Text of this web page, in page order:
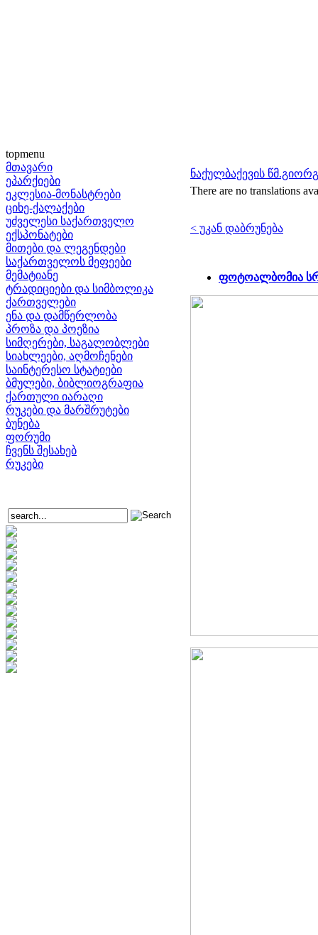
topmenu
მთავარი
ეპარქიები
ეკლესია-მონასტრები
ციხე-ქალაქები
უძველესი საქართველო
ექსპონატები
მითები და ლეგენდები
საქართველოს მეფეები
მემატიანე
ტრადიციები და სიმბოლიკა
ქართველები
ენა და დამწერლობა
პროზა და პოეზია
სიმღერები, საგალობლები
სიახლეები, აღმოჩენები
საინტერესო სტატიები
ბმულები, ბიბლიოგრაფია
ქართული იარაღი
რუკები და მარშრუტები
ბუნება
ფორუმი
ჩვენს შესახებ
რუკები
ნაქულბაქევის
There are no translations
< უკან დაბრუნება
ფოტოალბომია